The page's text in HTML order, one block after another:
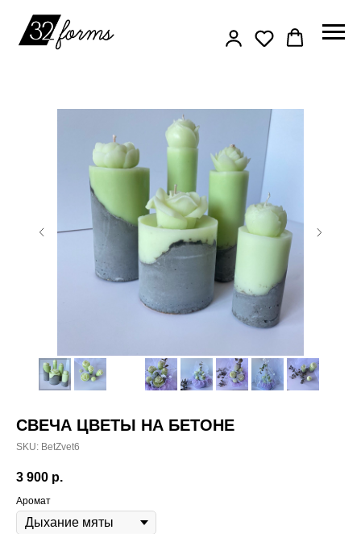
СВЕЧА ЦВЕТЫ НА БЕТОНЕ
SKU: BetZvet6
3 900 р.
Аромат